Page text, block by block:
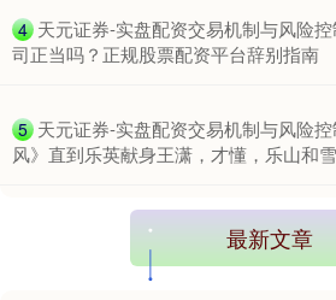
4 天元证券-实盘配资交易机制与风险
司正当吗？正规股票配资平台辞别指南
5 天元证券-实盘配资交易机制与风险
风》直到乐英献身王潇，才懂，乐山和
最新文章